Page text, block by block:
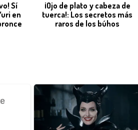
Sí
en
¡Ojo de plato y cabeza de
tuerca!: Los secretos más
raros de los búhos